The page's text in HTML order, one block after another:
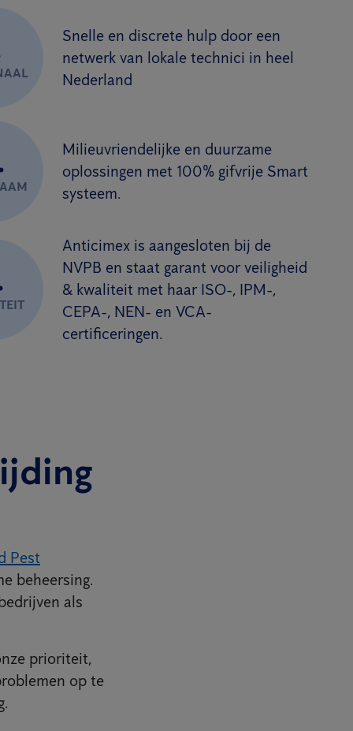
Snelle en discrete hulp door een
netwerk van lokale technici in heel
Nederland
Milieuvriendelijke en duurzame
oplossingen met 100% gifvrije Smart
systeem.
Anticimex is aangesloten bij de
NVPB en staat garant voor veiligheid
& kwaliteit met haar ISO-, IPM-,
CEPA-, NEN- en VCA-
certificeringen.
Pest
beheersing.
als
prioriteit,
op te